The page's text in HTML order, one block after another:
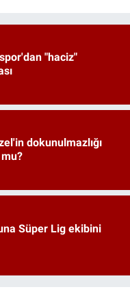
"haciz"
dokunulmazlığı
Süper Lig ekibini